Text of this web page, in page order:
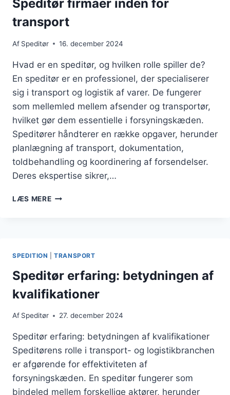
Speditør firmaer inden for
transport
Af Speditør 16. december 2024
Hvad er en speditør, og hvilken rolle spiller de?
En speditør er en professionel, der specialiserer
sig i transport og logistik af varer. De fungerer
som mellemled mellem afsender og transportør,
hvilket gør dem essentielle i forsyningskæden.
Speditører håndterer en række opgaver, herunder
planlægning af transport, dokumentation,
toldbehandling og koordinering af forsendelser.
Deres ekspertise sikrer,…
LÆS MERESPEDITØR
SPEDITION |TRANSPORT
Speditør erfaring: betydningen af
kvalifikationer
Af Speditør 27. december 2024
Speditør erfaring: betydningen af kvalifikationer
Speditørens rolle i transport- og logistikbranchen
er afgørende for effektiviteten af
forsyningskæden. En speditør fungerer som
bindeled mellem forskellige aktører, herunder